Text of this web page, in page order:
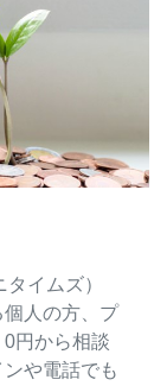
イムズ）
人の方、プ
円から相談
や電話でも